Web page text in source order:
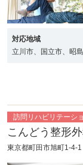
対応地域
立川市、国立市、昭
訪問リハビリテーシ
こんどう整形
東京都町田市旭町1-4-1